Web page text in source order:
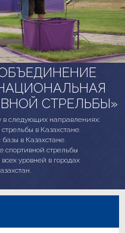
СТРЕЛЬБЫ»
в следующих направлениях:
в Казахстане.
в Казахстане.
спортивной стрельбы
уровней в городах